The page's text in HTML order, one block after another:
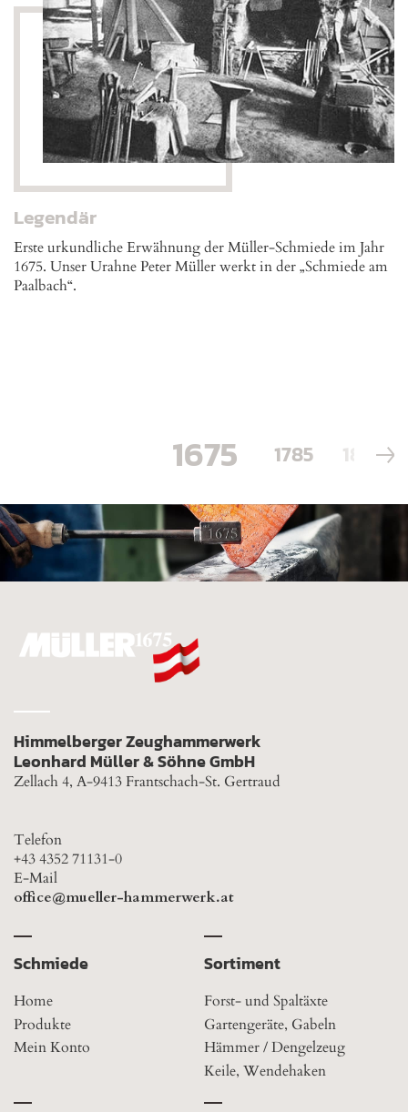
Legendär
Erste urkundliche Erwähnung der Müller-Schmiede im Jahr
1675. Unser Urahne Peter Müller werkt in der „Schmiede am
Paalbach“.
1675 1785 1884
Himmelberger Zeughammerwerk
Leonhard Müller & Söhne GmbH
Zellach 4, A-9413 Frantschach-St. Gertraud
Telefon
+43 4352 71131-0
E-Mail
office@mueller-hammerwerk.at
Schmiede
Home
Produkte
Mein Konto
Sortiment
Forst- und Spaltäxte
Gartengeräte, Gabeln
Hämmer / Dengelzeug
Keile, Wendehaken